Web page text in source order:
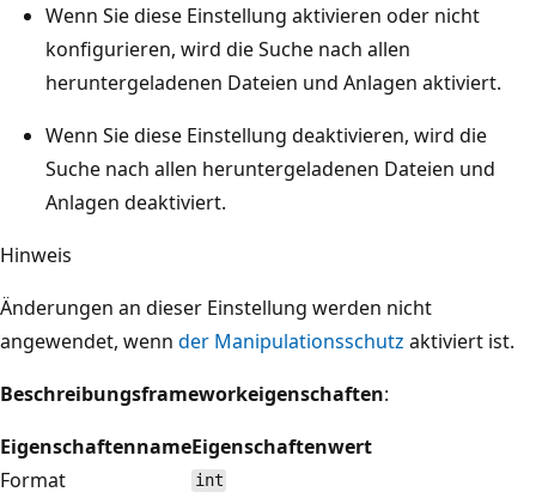
Wenn Sie diese Einstellung aktivieren oder nicht
konfigurieren, wird die Suche nach allen
heruntergeladenen Dateien und Anlagen aktiviert.
Wenn Sie diese Einstellung deaktivieren, wird die
Suche nach allen heruntergeladenen Dateien und
Anlagen deaktiviert.
Hinweis
Änderungen an dieser Einstellung werden nicht
angewendet, wenn der Manipulationsschutz aktiviert ist.
Beschreibungsframeworkeigenschaften:
EigenschaftennameEigenschaftenwert
Format
int